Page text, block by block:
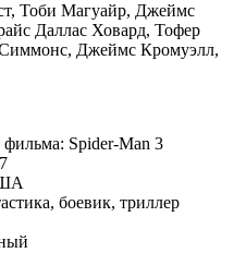
Тоби Магуайр, Джеймс
Даллас Ховард, Тофер
Джеймс Кромуэлл,
фильма: Spider-Man 3
боевик, триллер